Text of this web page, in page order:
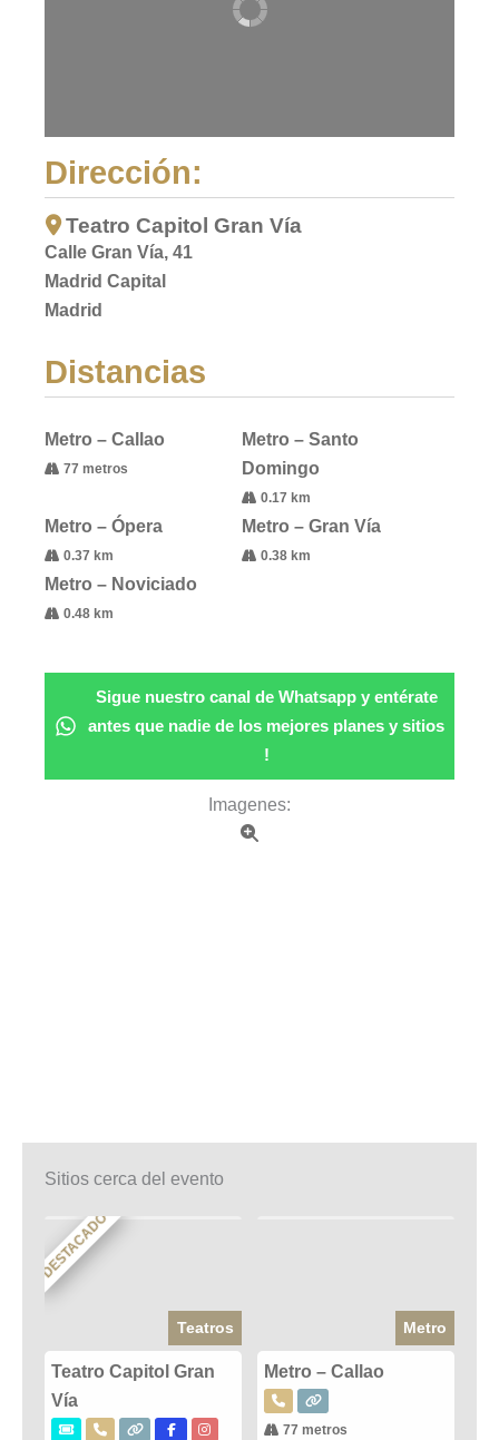
Dirección:
Teatro Capitol Gran Vía
Calle Gran Vía, 41
Madrid Capital
Madrid
Distancias
Metro – Callao
77 metros
Metro – Santo
Domingo
0.17 km
Metro – Ópera
0.37 km
Metro – Gran Vía
0.38 km
Metro – Noviciado
0.48 km
Sigue nuestro canal de Whatsapp y entérate
antes que nadie de los mejores planes y sitios
!
Imagenes:
Sitios cerca del evento
DESTACADO
Teatros
Teatro Capitol Gran
Vía
Metro
Metro – Callao
77 metros